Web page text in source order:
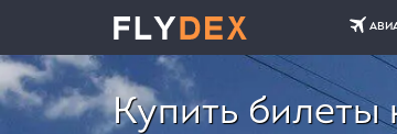
Купить билеты